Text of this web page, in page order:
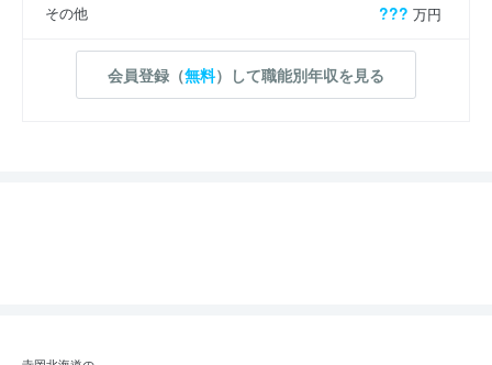
その他 ??? 万円
会員登録（無料）して職能別年収を見る